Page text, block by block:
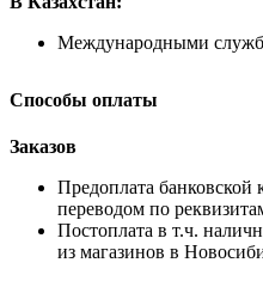
Международными
Способы оплаты
Заказов
Предоплата
переводом по
Постоплата в т.ч.
из магазинов в